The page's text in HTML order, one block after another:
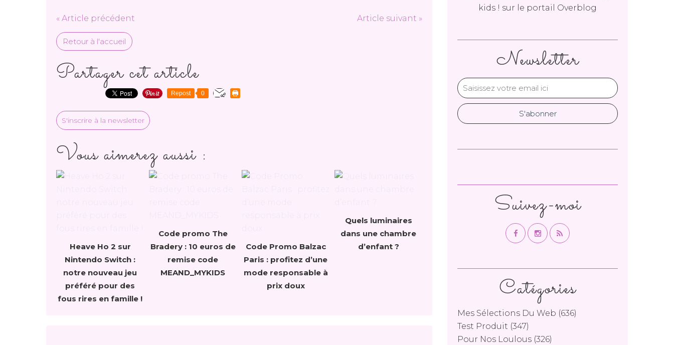
« Article précédent Article suivant »
Retour à l'accueil
Partager cet article
Repost 0
S'inscrire à la newsletter
Vous aimerez aussi :
Heave Ho 2 sur
Nintendo Switch :
notre nouveau jeu
préféré pour des
fous rires en famille !
Code promo The
Bradery : 10 euros de
remise code
MEAND_MYKIDS
Code Promo Balzac
Paris : profitez d’une
mode responsable à
prix doux
Quels luminaires
dans une chambre
d’enfant ?
Newsletter
Catégories
Mes Sélections Du Web (636)
Test Produit (347)
Pour Nos Loulous (326)
kids ! sur le portail Overblog
Suivez-moi